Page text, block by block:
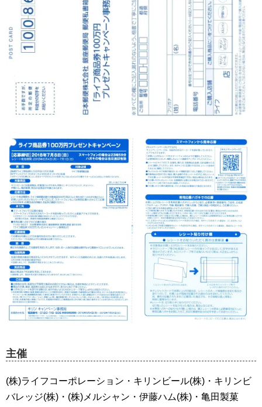
主催
(株)ライフコーポレーション・キリンビール(株)・キリンビ
バレッジ(株)・(株)メルシャン・伊藤ハム(株)・亀田製菓